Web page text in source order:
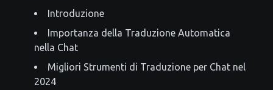
Introduzione
Importanza della Traduzione Automatica
nella Chat
Migliori Strumenti di Traduzione per Chat nel
2024